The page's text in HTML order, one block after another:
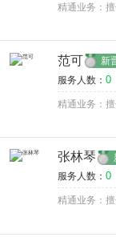
精通业务：
范可 新
服务人数： 0
精通业务：
张林琴
服务人数： 0
精通业务：